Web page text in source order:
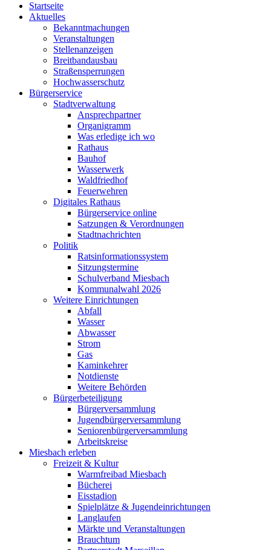
Startseite
Aktuelles
Bekanntmachungen
Veranstaltungen
Stellenanzeigen
Breitbandausbau
Straßensperrungen
Hochwasserschutz
Bürgerservice
Stadtverwaltung
Ansprechpartner
Organigramm
Was erledige ich wo
Rathaus
Bauhof
Wasserwerk
Waldfriedhof
Feuerwehren
Digitales Rathaus
Bürgerservice online
Satzungen & Verordnungen
Stadtnachrichten
Politik
Ratsinformationssystem
Sitzungstermine
Schulverband Miesbach
Kommunalwahl 2026
Weitere Einrichtungen
Abfall
Wasser
Abwasser
Strom
Gas
Kaminkehrer
Notdienste
Weitere Behörden
Bürgerbeteiligung
Bürgerversammlung
Jugendbürgerversammlung
Seniorenbürgerversammlung
Arbeitskreise
Miesbach erleben
Freizeit & Kultur
Warmfreibad Miesbach
Bücherei
Eisstadion
Spielplätze & Jugendeinrichtungen
Langlaufen
Märkte und Veranstaltungen
Brauchtum